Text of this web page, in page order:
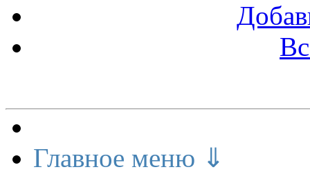
Главное меню ⇓